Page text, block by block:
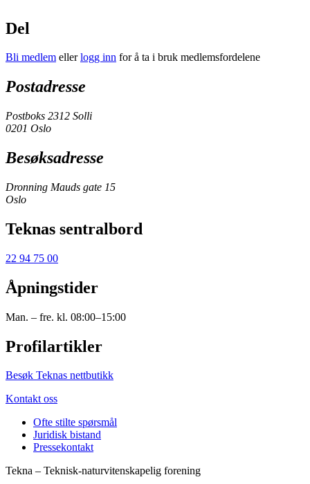
Del
Bli medlem ellerlogg inn for å ta i bruk medlemsfordelene
Postadresse
Postboks 2312 Solli
0201 Oslo
Besøksadresse
Dronning Mauds gate 15
Oslo
Teknas sentralbord
22 94 75 00
Åpningstider
Man. – fre. kl. 08:00–15:00
Profilartikler
Besøk Teknas nettbutikk
Kontakt oss
Ofte stilte spørsmål
Juridisk bistand
Pressekontakt
Tekna – Teknisk-naturvitenskapelig forening